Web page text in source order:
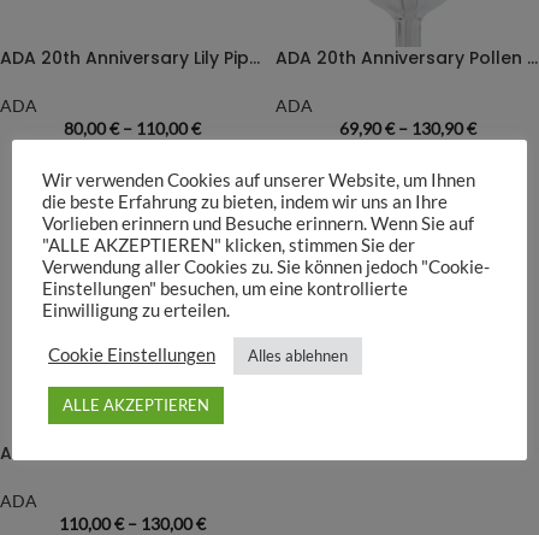
ADA 20th Anniversary Lily Pipe Limited Edition
ADA
80,00€– 110,00€
ADA 20th Anniversary Pollen Glas Limited Edition
ADA
69,90€– 130,90€
AUSVERKAUFT
ADA
110,00€– 130,00€
Wir verwenden Cookies auf unserer Website, um Ihnen
die beste Erfahrung zu bieten, indem wir uns an Ihre
Vorlieben erinnern und Besuche erinnern. Wenn Sie auf
"ALLE AKZEPTIEREN" klicken, stimmen Sie der
Verwendung aller Cookies zu. Sie können jedoch "Cookie-
Einstellungen" besuchen, um eine kontrollierte
Einwilligung zu erteilen.
Cookie Einstellungen Alles ablehnen
ALLE AKZEPTIEREN